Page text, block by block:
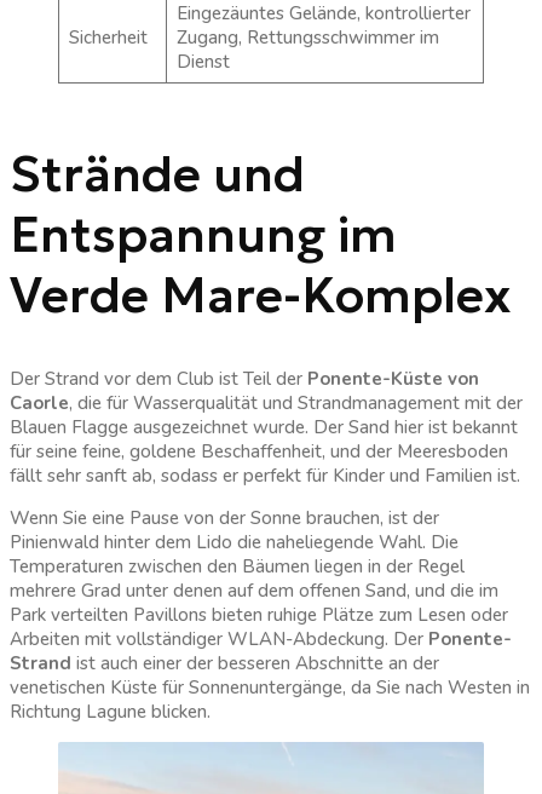
Sicherheit
Eingezäuntes Gelände, kontrollierter
Zugang, Rettungsschwimmer im
Dienst
Strände und
Entspannung im
Verde Mare-Komplex
Der Strand vor dem Club ist Teil der Ponente-Küste von
Caorle, die für Wasserqualität und Strandmanagement mit der
Blauen Flagge ausgezeichnet wurde. Der Sand hier ist bekannt
für seine feine, goldene Beschaffenheit, und der Meeresboden
fällt sehr sanft ab, sodass er perfekt für Kinder und Familien ist.
Wenn Sie eine Pause von der Sonne brauchen, ist der
Pinienwald hinter dem Lido die naheliegende Wahl. Die
Temperaturen zwischen den Bäumen liegen in der Regel
mehrere Grad unter denen auf dem offenen Sand, und die im
Park verteilten Pavillons bieten ruhige Plätze zum Lesen oder
Arbeiten mit vollständiger WLAN-Abdeckung. Der Ponente-
Strand ist auch einer der besseren Abschnitte an der
venetischen Küste für Sonnenuntergänge, da Sie nach Westen in
Richtung Lagune blicken.